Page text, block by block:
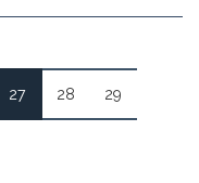
27 28 29